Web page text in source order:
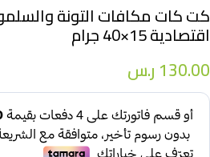
كت كات مكافات التونة
اقتصادية 15×40 جرام
130.00 ر.س